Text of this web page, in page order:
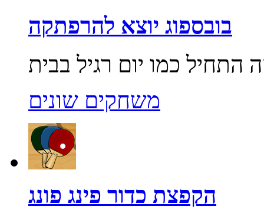
בובספוג יוצא להרפתקה
משחקים שונים
הקפצת כדור פינג פונג